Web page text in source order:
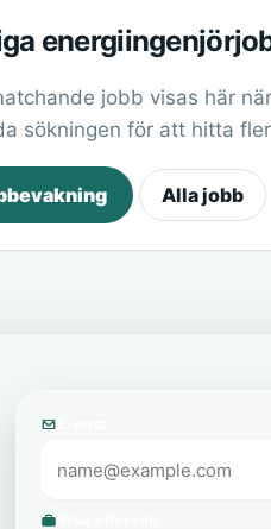
jobb visas här
sökningen för att hitta
Alla jobb